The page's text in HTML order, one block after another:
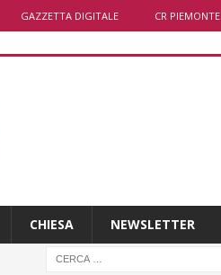
GAZZETTA DIGITALE CR PIEMONTE
CHIESA NEWSLETTER